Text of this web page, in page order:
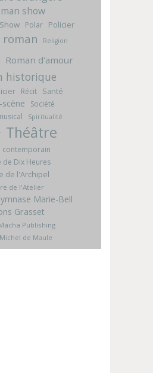
show
Polar Policier
roman Religion
Roman d'amour
historique
Récit Santé
scène
Société
Spiritualité
Théâtre
contemporain
de Dix Heures
de l'Archipel
de l'Atelier
Marie-Bell
Grasset
Publishing
de Maule